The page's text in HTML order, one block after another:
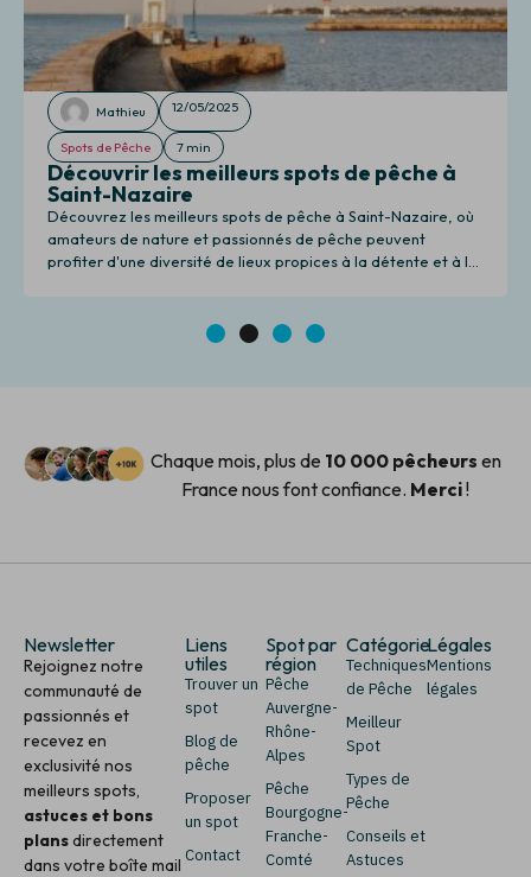
Mathieu 12/05/2025
Spots de Pêche 7 min
Découvrir les meilleurs spots de pêche à
Saint-Nazaire
Découvrez les meilleurs spots de pêche à Saint-Nazaire, où
amateurs de nature et passionnés de pêche peuvent
profiter d'une diversité de lieux propices à la détente et à la
3 4
Chaque mois, plus de 10 000 pêcheurs en
France nous font confiance. Merci!
Newsletter
Rejoignez notre
communauté de
passionnés et
recevez en
exclusivité nos
meilleurs spots,
astuces et bons
plansdirectement
dans votre boîte mail
Liens
utiles
Trouver un
spot
Blog de
pêche
Proposer
un spot
Contact
Spot par
région
Pêche
Auvergne-
Rhône-
Alpes
Pêche
Bourgogne-
Franche-
Comté
Catégorie
Techniques
de Pêche
Meilleur
Spot
Types de
Pêche
Conseils et
Astuces
Légales
Mentions
légales